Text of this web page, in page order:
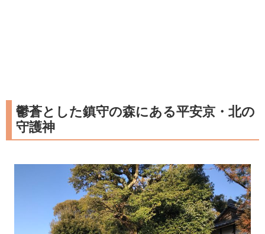
鬱蒼とした鎮守の森にある平安京・北の
守護神